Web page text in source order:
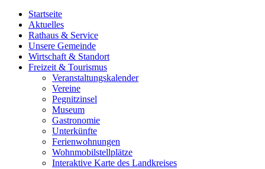
Startseite
Aktuelles
Rathaus & Service
Unsere Gemeinde
Wirtschaft & Standort
Freizeit & Tourismus
Veranstaltungskalender
Vereine
Pegnitzinsel
Museum
Gastronomie
Unterkünfte
Ferienwohnungen
Wohnmobilstellplätze
Interaktive Karte des Landkreises